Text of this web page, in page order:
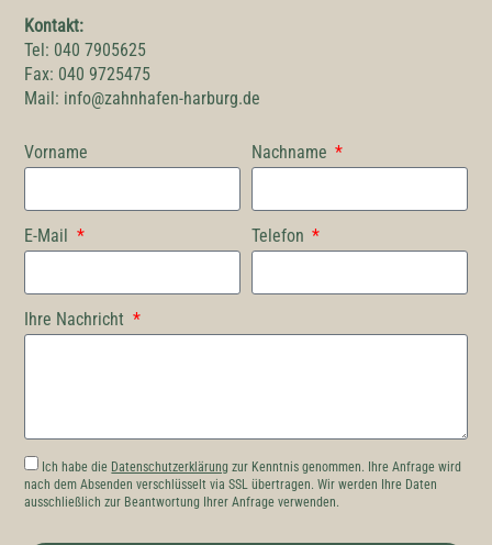
Kontakt:
Tel: 040 7905625
Fax: 040 9725475
Mail: info@zahnhafen-harburg.de
Vorname Nachname
E-Mail Telefon
Ihre Nachricht
Ich habe die Datenschutzerklärung zur Kenntnis genommen. Ihre Anfrage wird
nach dem Absenden verschlüsselt via SSL übertragen. Wir werden Ihre Daten
ausschließlich zur Beantwortung Ihrer Anfrage verwenden.